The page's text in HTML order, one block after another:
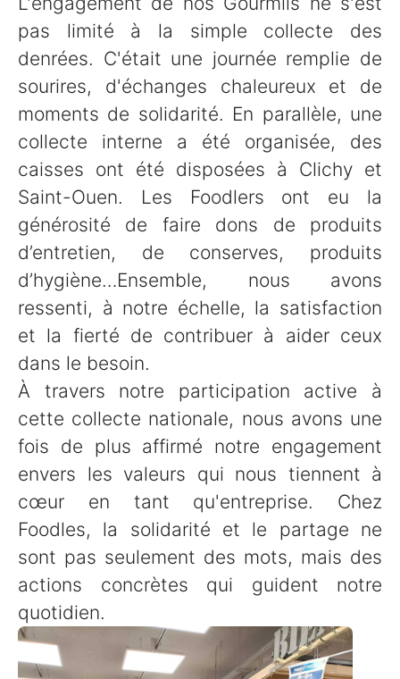
pas limité à la simple collecte des
denrées. C'était une journée remplie de
sourires, d'échanges chaleureux et de
moments de solidarité. En parallèle, une
collecte interne a été organisée, des
caisses ont été disposées à Clichy et
Saint-Ouen. Les Foodlers ont eu la
générosité de faire dons de produits
d’entretien, de conserves, produits
d’hygiène…Ensemble, nous avons
ressenti, à notre échelle, la satisfaction
et la fierté de contribuer à aider ceux
dans le besoin.
À travers notre participation active à
cette collecte nationale, nous avons une
fois de plus affirmé notre engagement
envers les valeurs qui nous tiennent à
cœur en tant qu'entreprise. Chez
Foodles, la solidarité et le partage ne
sont pas seulement des mots, mais des
actions concrètes qui guident notre
quotidien.